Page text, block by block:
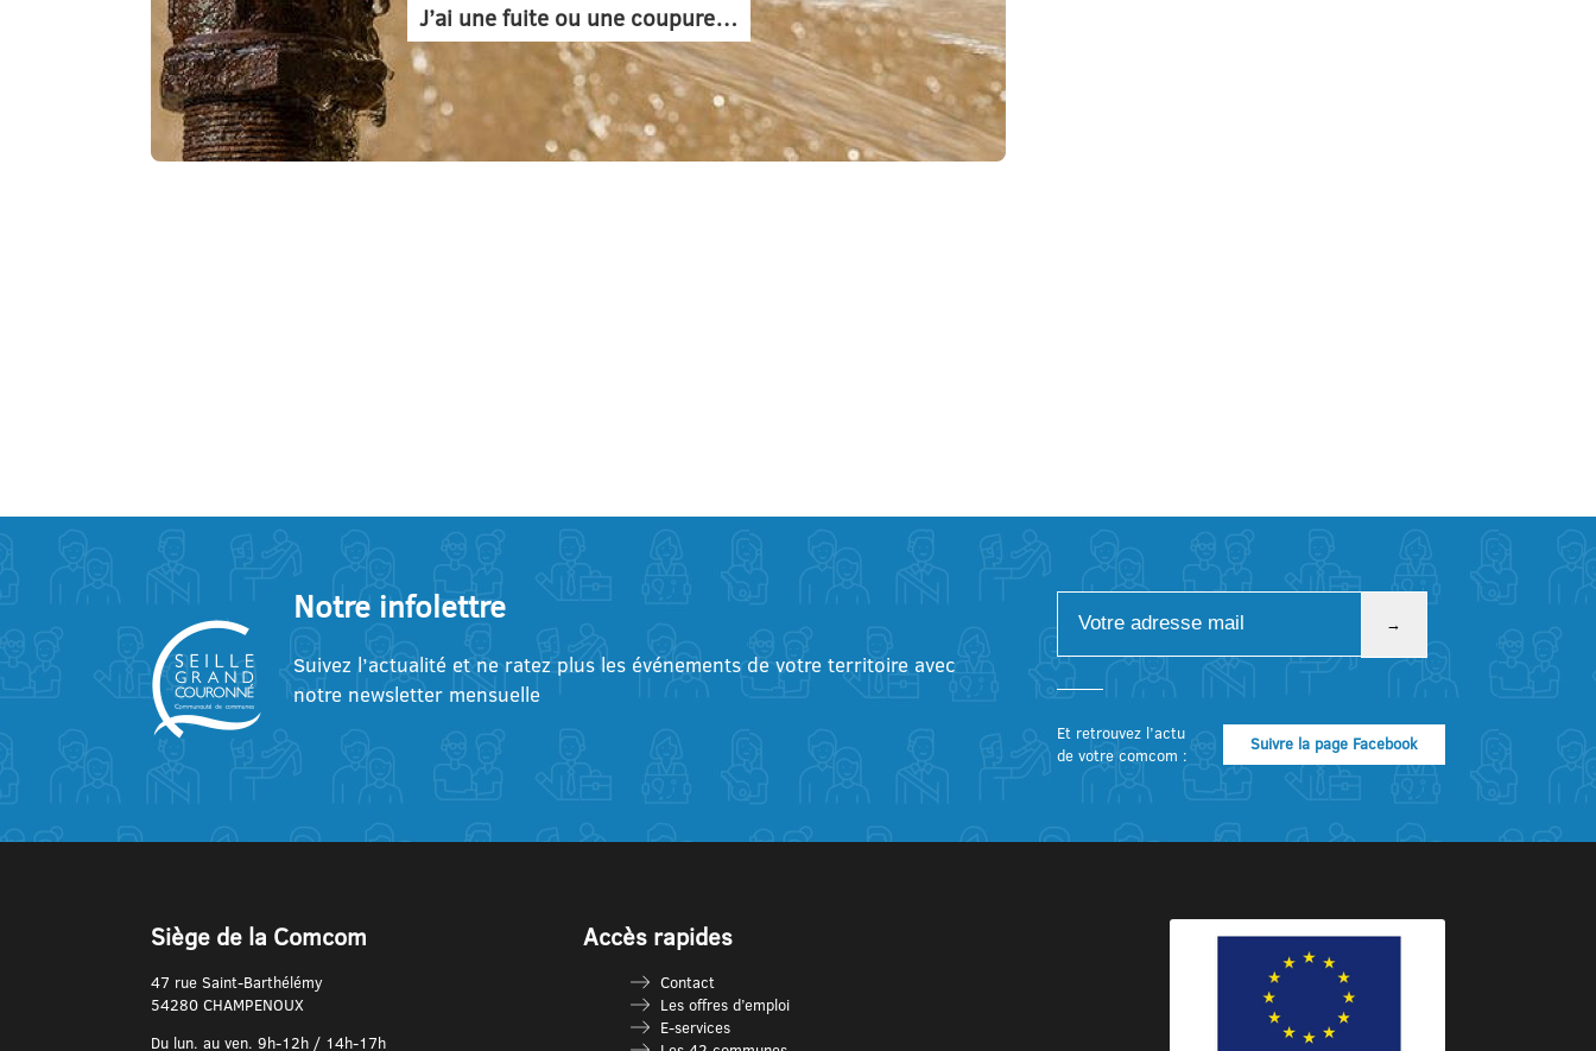
J’ai une fuite ou une coupure…
Notre infolettre
Suivez l’actualité et ne ratez plus les événements de votre territoire avec
notre newsletter mensuelle
Et retrouvez l’actu
de votre comcom :
Suivre la page Facebook
Siège de la Comcom
47 rue Saint-Barthélémy
54280 CHAMPENOUX
Du lun. au ven. 9h-12h / 14h-17h
Accès rapides
Contact
Les offres d’emploi
E-services